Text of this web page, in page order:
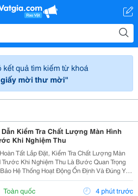
kết quả tìm kiếm từ khoá
mời thư mời"
Kiểm Tra Chất Lượng Màn Hình
Khi Nghiệm Thu
Tất Lắp Đặt, Kiểm Tra Chất Lượng Màn
Trước Khi Nghiệm Thu Là Bước Quan Trọng
Hệ Thống Hoạt Động Ổn Định Và Đúng Yêu
Kiểm Tra Gồm:
Hiển Thị, Độ Sáng, Màu Sắc, Độ Đồng
Toàn quốc 4 phút trước